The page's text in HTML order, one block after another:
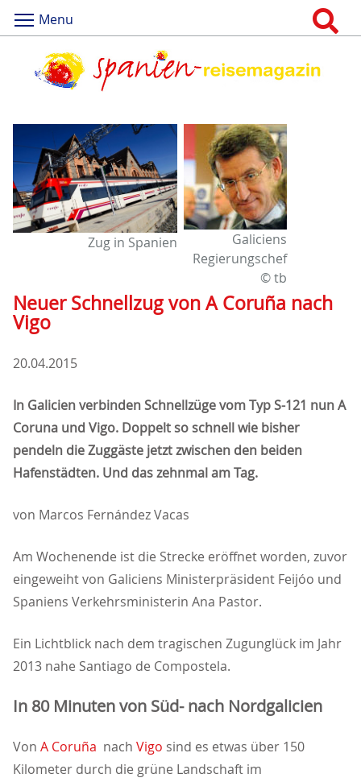
Menu
Zug in Spanien
Galiciens
Regierungschef
© tb
Neuer Schnellzug von A Coruña nach
Vigo
20.04.2015
In Galicien verbinden Schnellzüge vom Typ S-121 nun A
Coruna und Vigo. Doppelt so schnell wie bisher
pendeln die Zuggäste jetzt zwischen den beiden
Hafenstädten. Und das zehnmal am Tag.
von Marcos Fernández Vacas
Am Wochenende ist die Strecke eröffnet worden, zuvor
eingeweiht von Galiciens Ministerpräsident Feijóo und
Spaniens Verkehrsministerin Ana Pastor.
Ein Lichtblick nach dem tragischen Zugunglück im Jahr
2013 nahe Santiago de Compostela.
In 80 Minuten von Süd- nach Nordgalicien
Von A Coruña nach Vigo sind es etwas über 150
Kilometer durch die grüne Landschaft im